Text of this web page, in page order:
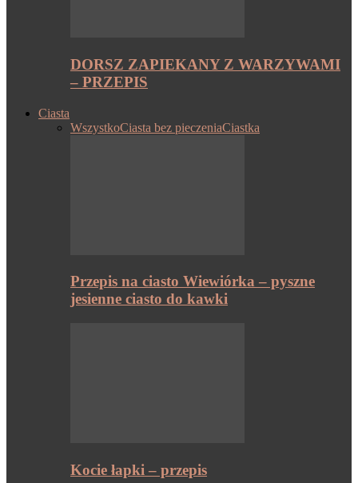
DORSZ ZAPIEKANY Z WARZYWAMI
– PRZEPIS
Ciasta
WszystkoCiasta bez pieczeniaCiastka
Przepis na ciasto Wiewiórka – pyszne
jesienne ciasto do kawki
Kocie łapki – przepis